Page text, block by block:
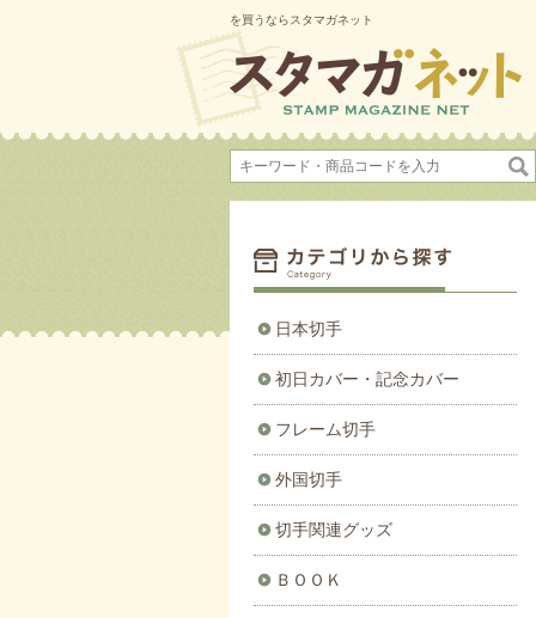
を買うならスタマガネット
日本切手
初日カバー・記念カバー
フレーム切手
外国切手
切手関連グッズ
ＢＯＯＫ